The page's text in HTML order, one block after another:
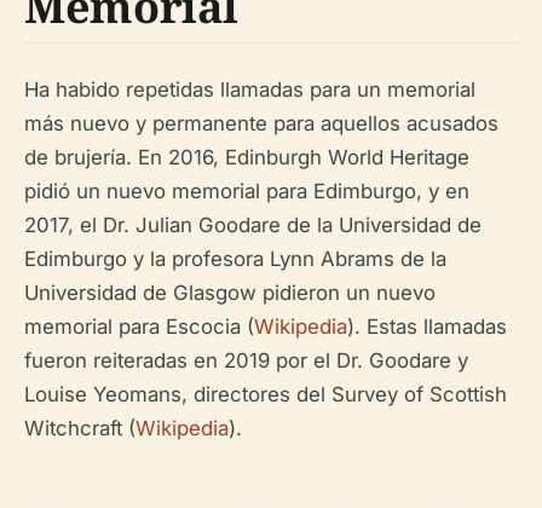
Ha habido repetidas llamadas para un memorial
más nuevo y permanente para aquellos acusados
de brujería. En 2016, Edinburgh World Heritage
pidió un nuevo memorial para Edimburgo, y en
2017, el Dr. Julian Goodare de la Universidad de
Edimburgo y la profesora Lynn Abrams de la
Universidad de Glasgow pidieron un nuevo
memorial para Escocia (Wikipedia). Estas llamadas
fueron reiteradas en 2019 por el Dr. Goodare y
Louise Yeomans, directores del Survey of Scottish
Witchcraft (Wikipedia).